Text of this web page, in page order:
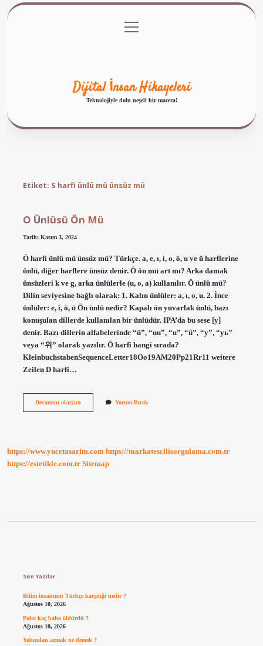
Gizlilik Politikası
menüyü
aç
Dijital İnsan Hikayeleri
Teknolojiyle dolu neşeli bir macera!
Etiket: S harfi ünlü mü ünsüz mü
O Ünlüsü Ön Mü
Tarih: Kasım 3, 2024
Ö harfi ünlü mü ünsüz mü? Türkçe. a, e, ı, i, o, ö, u ve ü harflerine
ünlü, diğer harflere ünsüz denir. Ö ön mü art mı? Arka damak
ünsüzleri k ve g, arka ünlülerle (u, o, a) kullanılır. Ö ünlü mü?
Dilin seviyesine bağlı olarak: 1. Kalın ünlüler: a, ı, o, u. 2. İnce
ünlüler: e, i, ö, ü Ön ünlü nedir? Kapalı ön yuvarlak ünlü, bazı
konuşulan dillerde kullanılan bir ünlüdür. IPA’da bu sese [y]
denir. Bazı dillerin alfabelerinde “ü”, “uu”, “u”, “ű”, “y”, “уь”
veya “위” olarak yazılır. Ö harfi hangi sırada?
KleinbuchstabenSequenceLetter18Oo19AM20Pp21Rr11 weitere
Zeilen D harfi…
Devamını okuyunO
Yorum Bırak
https://www.yucetasarim.com https://markatescilisorgulama.com.tr
https://estetikle.com.tr Sitemap
Son Yazılar
Bilim insanının Türkçe karşılığı nedir ?
Ağustos 10, 2026
Polat kaç baba öldürdü ?
Ağustos 10, 2026
Yolundan azmak ne demek ?